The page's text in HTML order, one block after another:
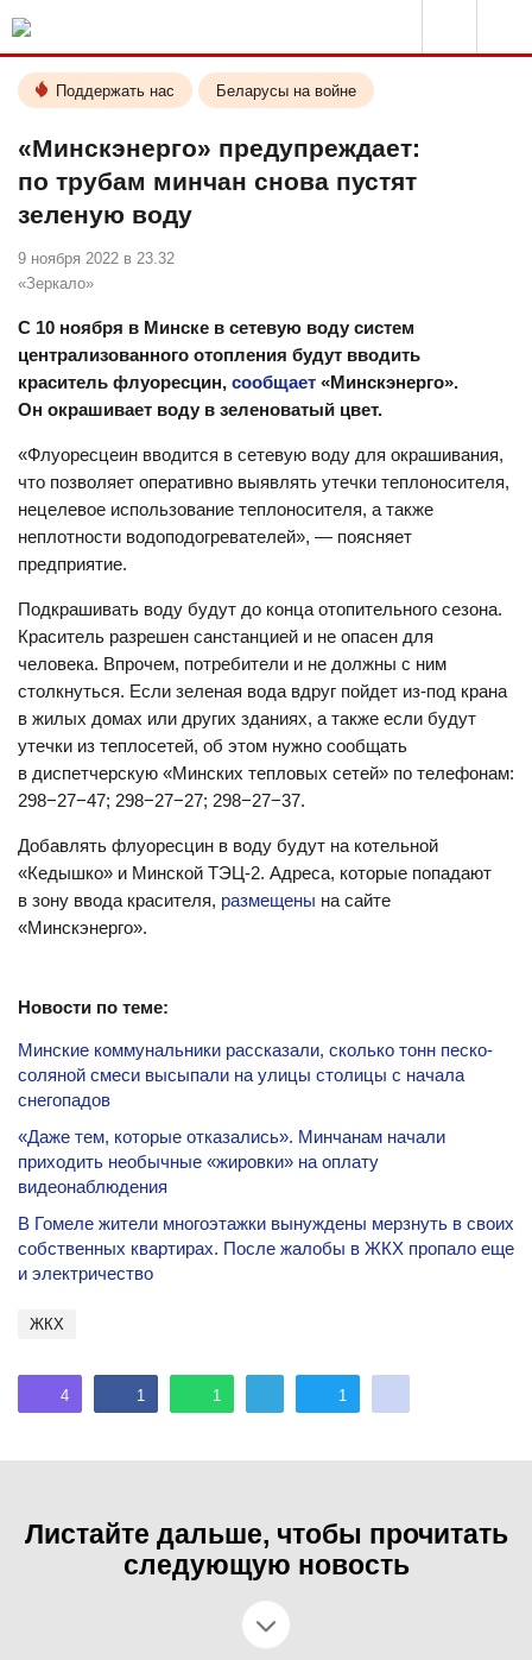
Поддержать нас Беларусы на войне
«Минскэнерго» предупреждает:
по трубам минчан снова пустят
зеленую воду
9 ноября 2022 в 23.32
«Зеркало»
С 10 ноября в Минске в сетевую воду систем
централизованного отопления будут вводить
краситель флуоресцин, сообщает «Минскэнерго».
Он окрашивает воду в зеленоватый цвет.
«Флуоресцеин вводится в сетевую воду для окрашивания,
что позволяет оперативно выявлять утечки теплоносителя,
нецелевое использование теплоносителя, а также
неплотности водоподогревателей», — поясняет
предприятие.
Подкрашивать воду будут до конца отопительного сезона.
Краситель разрешен санстанцией и не опасен для
человека. Впрочем, потребители и не должны с ним
столкнуться. Если зеленая вода вдруг пойдет из-под крана
в жилых домах или других зданиях, а также если будут
утечки из теплосетей, об этом нужно сообщать
в диспетчерскую «Минских тепловых сетей» по телефонам:
298−27−47; 298−27−27; 298−27−37.
Добавлять флуоресцин в воду будут на котельной
«Кедышко» и Минской ТЭЦ-2. Адреса, которые попадают
в зону ввода красителя, размещены на сайте
«Минскэнерго».
Новости по теме:
Минские коммунальники рассказали, сколько тонн песко-
соляной смеси высыпали на улицы столицы с начала
снегопадов
«Даже тем, которые отказались». Минчанам начали
приходить необычные «жировки» на оплату
видеонаблюдения
В Гомеле жители многоэтажки вынуждены мерзнуть в своих
собственных квартирах. После жалобы в ЖКХ пропало еще
и электричество
ЖКХ
4 1 1 1
Листайте дальше, чтобы прочитать
следующую новость